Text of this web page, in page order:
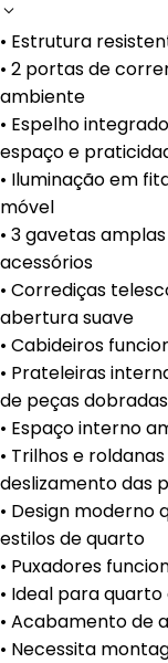
• Estrutura
• 2 portas de
ambiente
• Espelho
espaço e
• Iluminação em
móvel
• 3 gavetas
acessórios
• Corrediças
abertura suave
• Cabideiros
• Prateleiras
de peças dobradas
• Espaço interno
• Trilhos e
deslizamento das
• Design
estilos de quarto
• Puxadores
• Ideal para
• Acabamento de
• Necessita